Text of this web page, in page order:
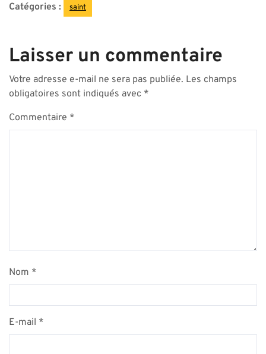
Catégories : saint
Laisser un commentaire
Votre adresse e-mail ne sera pas publiée. Les champs
obligatoires sont indiqués avec *
Commentaire *
Nom *
E-mail *